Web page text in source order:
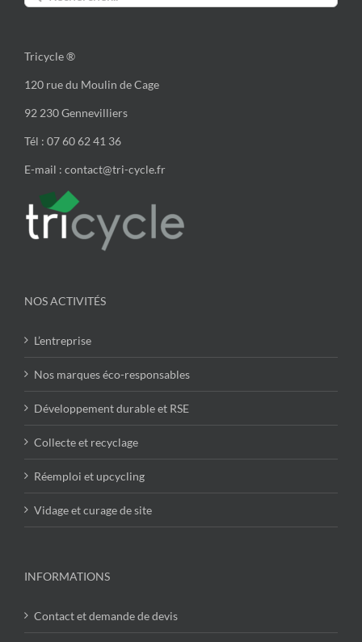
Tricycle ®
120 rue du Moulin de Cage
92 230 Gennevilliers
Tél : 07 60 62 41 36
E-mail : contact@tri-cycle.fr
NOS ACTIVITÉS
L’entreprise
Nos marques éco-responsables
Développement durable et RSE
Collecte et recyclage
Réemploi et upcycling
Vidage et curage de site
INFORMATIONS
Contact et demande de devis